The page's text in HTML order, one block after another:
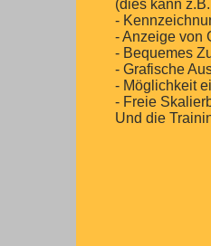
(dies kann
-
- Anzeige von
- Bequemes
- Grafische
- Möglichkeit
- Freie
Und die